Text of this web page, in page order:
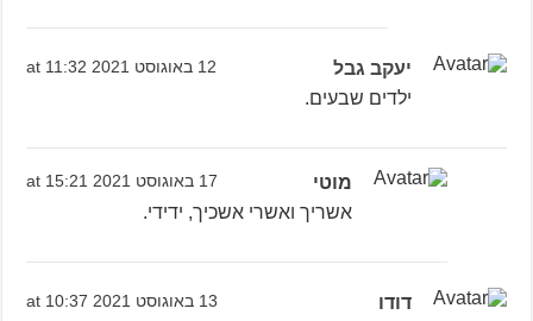
יעקב גבל 12 באוגוסט 2021 at 11:32
ילדים שבעים.
מוטי 17 באוגוסט 2021 at 15:21
אשריך ואשרי אשכיך, ידידי.
דודו 13 באוגוסט 2021 at 10:37